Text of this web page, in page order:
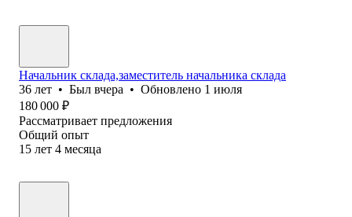
Начальник склада,заместитель начальника склада
36 лет • Был вчера • Обновлено 1 июля
180 000 ₽
Рассматривает предложения
Общий опыт
15 лет 4 месяца